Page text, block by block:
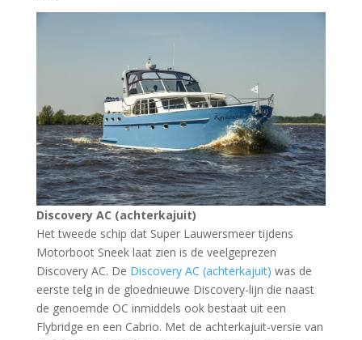
Discovery AC (achterkajuit)
Het tweede schip dat Super Lauwersmeer tijdens
Motorboot Sneek laat zien is de veelgeprezen
Discovery AC. De Discovery AC (achterkajuit) was de
eerste telg in de gloednieuwe Discovery-lijn die naast
de genoemde OC inmiddels ook bestaat uit een
Flybridge en een Cabrio. Met de achterkajuit-versie van